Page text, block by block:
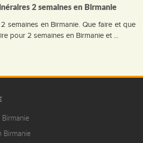
2 semaines en Birmanie
semaines en Birmanie. Que faire et que
pour 2 semaines en Birmanie et ...
Birmanie